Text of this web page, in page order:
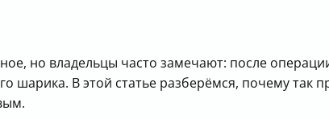
жизни кастрированного кота
но владельцы часто замечают: после
шарика. В этой статье разберёмся, почему так